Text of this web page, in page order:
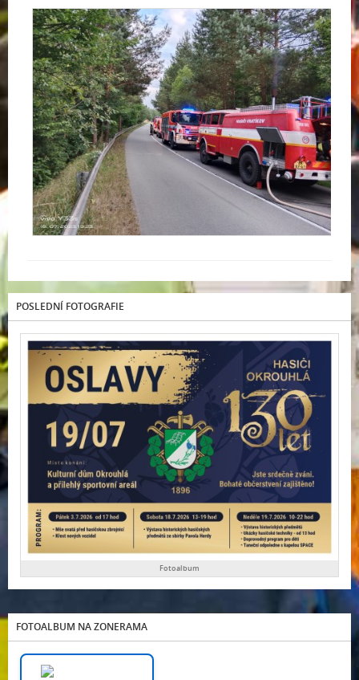
POSLEDNÍ FOTOGRAFIE
Fotoalbum
FOTOALBUM NA ZONERAMA